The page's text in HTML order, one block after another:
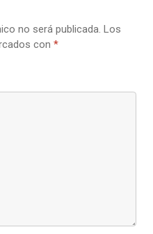
no será publicada. Los
con *